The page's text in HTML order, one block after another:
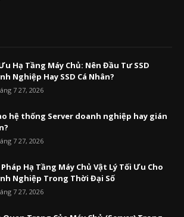
Hạ Tầng Máy Chủ: Nên Đầu Tư SSD
Nghiệp Hay SSD Cá Nhân?
7 27, 2026
hệ thống Server doanh nghiệp hay gián
7 27, 2026
Hạ Tầng Máy Chủ Vật Lý Tối Ưu Cho
Nghiệp Trong Thời Đại Số
7 27, 2026